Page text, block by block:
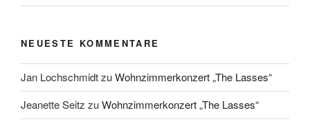
NEUESTE KOMMENTARE
Jan LochschmidtzuWohnzimmerkonzert „The Lasses“
Jeanette Seitz zuWohnzimmerkonzert „The Lasses“